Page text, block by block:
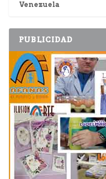
Venezuela
PUBLICIDAD